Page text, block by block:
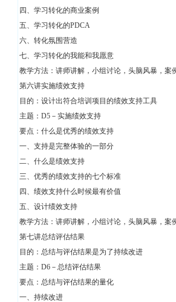
四、学习转化的商业案例
五、学习转化的PDCA
六、转化氛围营造
七、学习转化的我能和我愿意
教学方法：讲师讲解，小组讨论，头脑风暴，案
第六讲实施绩效支持
目的：设计出符合培训项目的绩效支持工具
主题：D5－实施绩效支持
要点：什么是优秀的绩效支持
一、支持是完整体验的一部分
二、什么是绩效支持
三、优秀的绩效支持的七个标准
四、绩效支持什么时候最有价值
五、设计绩效支持
教学方法：讲师讲解，小组讨论，头脑风暴，案
第七讲总结评估结果
目的：总结与评估结果是为了持续改进
主题：D6－总结评估结果
要点：总结与评估结果的量化
一、持续改进